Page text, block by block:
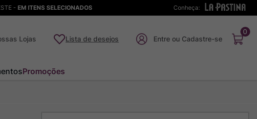
Conheça:
- EM ITENS SELECIONADOS
Lojas Lista de desejos
0
Promoções